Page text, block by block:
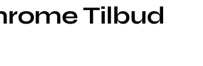
Tilbud